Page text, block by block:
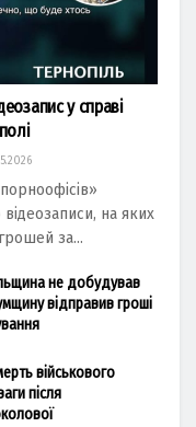
у справі
на яких
за...
не добудував
відправив гроші
військового
після